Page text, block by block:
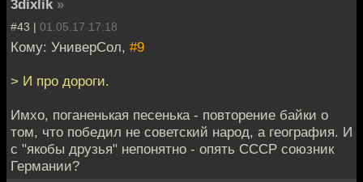
3dixlik »
#43 | 01.05.17 17:18
Кому: УниверСол, #9
> И про дороги.
Имхо, поганенькая песенька - повторение байки о
том, что победил не советский народ, а география. И
с "якобы друзья" непонятно - опять СССР союзник
Германии?